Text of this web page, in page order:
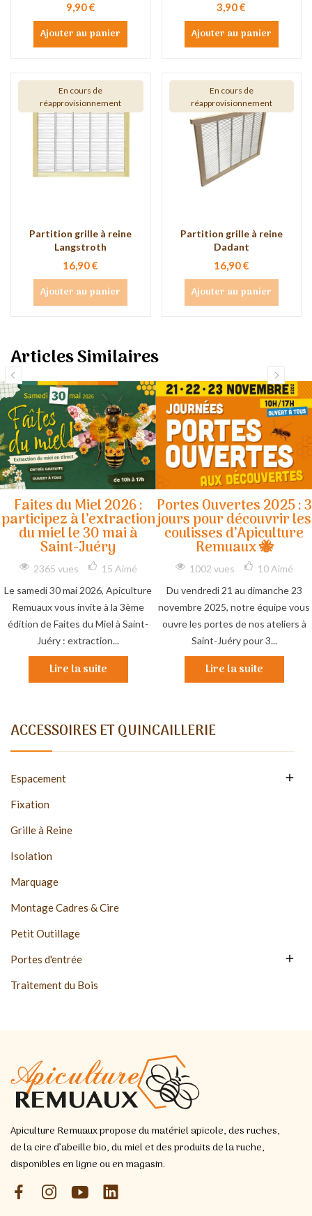
ACCESSOIRES ET QUINCAILLERIE
Espacement 
Fixation
Grille à Reine
Isolation
Marquage
Montage Cadres & Cire
Petit Outillage
Portes d'entrée 
Traitement du Bois
9,90 €
Ajouter au panier
3,90 €
Ajouter au panier
En cours de
réapprovisionnement
Partition grille à reine
Langstroth
16,90 €
Ajouter au panier
En cours de
réapprovisionnement
Partition grille à reine
Dadant
16,90 €
Ajouter au panier
Articles Similaires
Faites du Miel 2026 :
participez à l’extraction
du miel le 30 mai à
Saint-Juéry
2365 vues 15 Aimé
Le samedi 30 mai 2026, Apiculture
Remuaux vous invite à la 3ème
édition de Faites du Miel à Saint-
Juéry : extraction...
Lire la suite
Portes Ouvertes 2025 : 3
jours pour découvrir les
coulisses d’Apiculture
Remuaux 🐝
1002 vues 10 Aimé
Du vendredi 21 au dimanche 23
novembre 2025, notre équipe vous
ouvre les portes de nos ateliers à
Saint-Juéry pour 3...
Lire la suite
Apiculture Remuaux propose du matériel apicole, des ruches,
de la cire d’abeille bio, du miel et des produits de la ruche,
disponibles en ligne ou en magasin.